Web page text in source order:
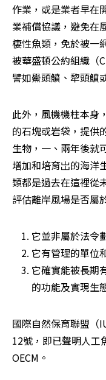
作業，或是業者早在
業補償協議，避免在
棲性魚類，免於被一
被華盛頓公約組織（
譬如鱟頭鱝、犂頭鱝
此外，風機機柱本身
的石塊或岩袋，提供
生物，一、兩年後就
增加和培育岀的海洋
類都是過去在這裡從
評估離岸風場是否屬
它並非屬於法令
它有管理的單位
它確實能被長期
的功能及實現生
國際自然保育聯盟（
12號，即已聲明人工
OECM。